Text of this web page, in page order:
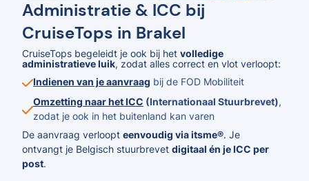
Administratie & ICC bij
CruiseTops in Brakel
CruiseTops begeleidt je ook bij het volledige
administratieve luik, zodat alles correct en vlot verloopt:
Indienen van je aanvraag bij de FOD Mobiliteit
Omzetting naar het ICC (Internationaal Stuurbrevet),
zodat je ook in het buitenland kan varen
De aanvraag verloopt eenvoudig via itsme®. Je
ontvangt je Belgisch stuurbrevet digitaal én je ICC per
post.